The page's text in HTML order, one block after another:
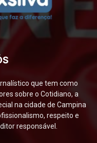
que tem como
sobre o Cotidiano, a
na cidade de Campina
respeito e
responsável.